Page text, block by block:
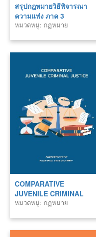
สรุปกฎหมายวิธีพิจารณา
ความแพ่ง ภาค 3
หมวดหมู่: กฏหมาย
COMPARATIVE
JUVENILE CRIMINAL
JUSTICE
หมวดหมู่: กฏหมาย